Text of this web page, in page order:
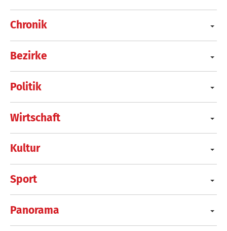
Chronik
Bezirke
Politik
Wirtschaft
Kultur
Sport
Panorama